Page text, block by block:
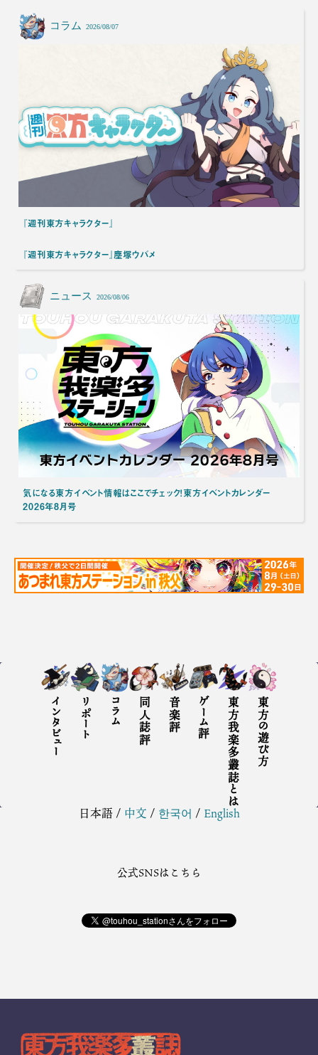
コラム 2026/08/07
『週刊東方キャラクター』
『週刊東方キャラクター』塵塚ウバメ
ニュース 2026/08/06
気になる東方イベント情報はここでチェック！東方イベントカレンダー
2026年8月号
インタビュー リポート コラム 同人誌評 音楽評 ゲーム評 東方我楽多叢誌とは 東方の遊び方
日本語/ 中文 / 한국어 / English
公式SNSはこちら